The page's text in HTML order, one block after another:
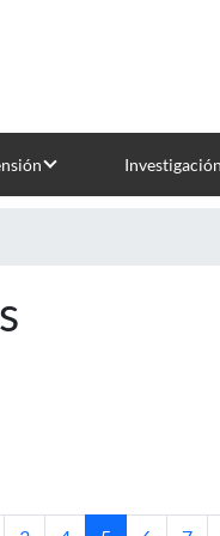
Investigación